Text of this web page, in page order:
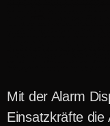
Mit der Alarm
Einsatzkräfte die